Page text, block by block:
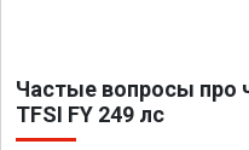
Частые вопросы про
TFSI FY 249 лс